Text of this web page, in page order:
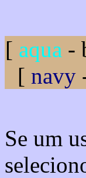
[ aqua -
[ navy
Se um